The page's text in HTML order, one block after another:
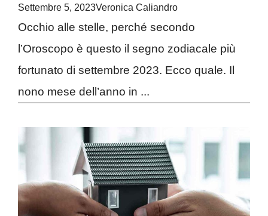
Settembre 5, 2023Veronica Caliandro
Occhio alle stelle, perché secondo
l’Oroscopo è questo il segno zodiacale più
fortunato di settembre 2023. Ecco quale. Il
nono mese dell’anno in ...